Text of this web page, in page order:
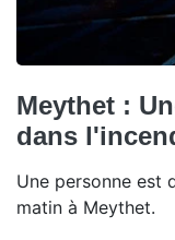
Meythet :
dans
Une personne est
matin à Meythet.